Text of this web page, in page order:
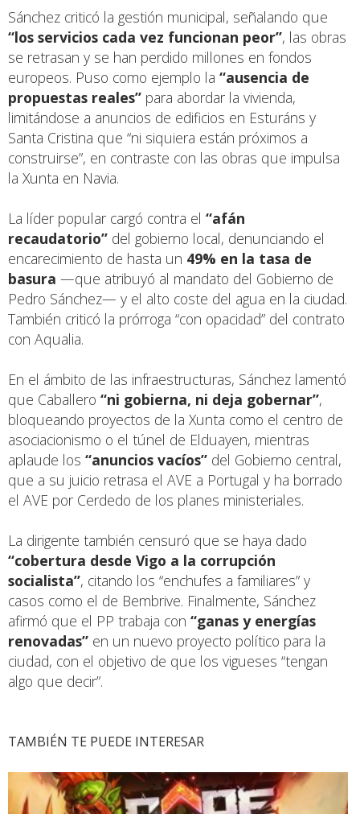
Sánchez criticó la gestión municipal, señalando que
“los servicios cada vez funcionan peor”, las obras
se retrasan y se han perdido millones en fondos
europeos. Puso como ejemplo la “ausencia de
propuestas reales” para abordar la vivienda,
limitándose a anuncios de edificios en Esturáns y
Santa Cristina que “ni siquiera están próximos a
construirse”, en contraste con las obras que impulsa
la Xunta en Navia.
La líder popular cargó contra el “afán
recaudatorio” del gobierno local, denunciando el
encarecimiento de hasta un 49% en la tasa de
basura —que atribuyó al mandato del Gobierno de
Pedro Sánchez— y el alto coste del agua en la ciudad.
También criticó la prórroga “con opacidad” del contrato
con Aqualia.
En el ámbito de las infraestructuras, Sánchez lamentó
que Caballero “ni gobierna, ni deja gobernar”,
bloqueando proyectos de la Xunta como el centro de
asociacionismo o el túnel de Elduayen, mientras
aplaude los “anuncios vacíos” del Gobierno central,
que a su juicio retrasa el AVE a Portugal y ha borrado
el AVE por Cerdedo de los planes ministeriales.
La dirigente también censuró que se haya dado
“cobertura desde Vigo a la corrupción
socialista”, citando los “enchufes a familiares” y
casos como el de Bembrive. Finalmente, Sánchez
afirmó que el PP trabaja con “ganas y energías
renovadas” en un nuevo proyecto político para la
ciudad, con el objetivo de que los vigueses “tengan
algo que decir”.
TAMBIÉN TE PUEDE INTERESAR